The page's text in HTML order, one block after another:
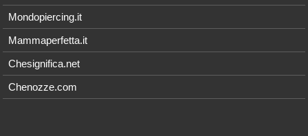
Mondopiercing.it
Mammaperfetta.it
Chesignifica.net
Chenozze.com